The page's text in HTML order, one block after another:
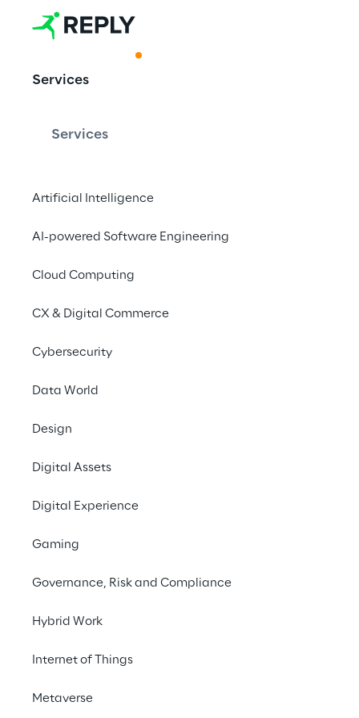
Services
Services
Artificial Intelligence
AI-powered Software Engineering
Cloud Computing
CX & Digital Commerce
Cybersecurity
Data World
Design
Digital Assets
Digital Experience
Gaming
Governance, Risk and Compliance
Hybrid Work
Internet of Things
Metaverse
matière
chaîne
Magic Quadrant™
est
extensible, 100
pour optimiser les